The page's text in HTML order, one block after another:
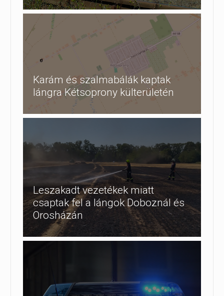
Karám és szalmabálák kaptak
lángra Kétsoprony külterületén
Leszakadt vezetékek miatt
csaptak fel a lángok Doboznál és
Orosházán